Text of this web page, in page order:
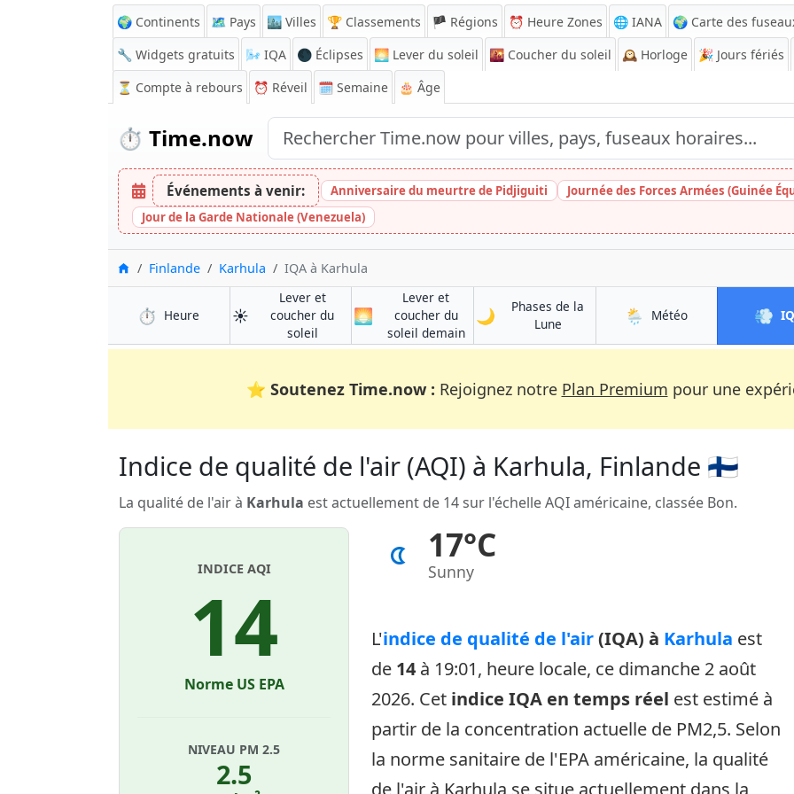
🌍 Continents 🗺️ Pays 🏙️ Villes 🏆 Classements 🏴 Régions ⏰ Heure Zones 🌐 IANA
🌍 Carte des
🔧 Widgets gratuits
🌬️ IQA 🌑 Éclipses 🌅 Lever du soleil 🌇 Coucher du soleil 🕰️ Horloge 🎉 Jours fériés
⏳ Compte à rebours ⏰ Réveil 🗓️ Semaine 🎂 Âge
⏱️ Time.now
Événements à venir: Anniversaire du meurtre de Pidjiguiti
Journée des Forces Armées (Guinée
Jour de la Garde Nationale (Venezuela)
Accueil
Finlande Karhula IQA à Karhula
⏱️ Heure à Karhula
☀️
Lever et
coucher du
soleilà Karhula
🌅
Lever et
coucher du
soleil demainà Karhula
🌙
Phases de la
Luneà Karhula 🌦️ Météoà Karhula 💨
⭐ Soutenez Time.now : Rejoignez notre Plan Premium pour une
Indice de qualité de l'air (AQI) à Karhula, Finlande 🇫🇮
La qualité de l'air à Karhula est actuellement de 14 sur l'échelle AQI américaine, classée Bon.
17°C
Sunny
INDICE AQI
14
Norme US EPA
NIVEAU PM 2.5
2.5
L'indice de qualité de l'air(IQA) à Karhula est
de 14 à 19:01, heure locale, ce dimanche 2 août
2026. Cet indice IQA en temps réel est estimé à
partir de la concentration actuelle de PM2,5. Selon
la norme sanitaire de l'EPA américaine, la qualité
de l'air à Karhula se situe actuellement dans la